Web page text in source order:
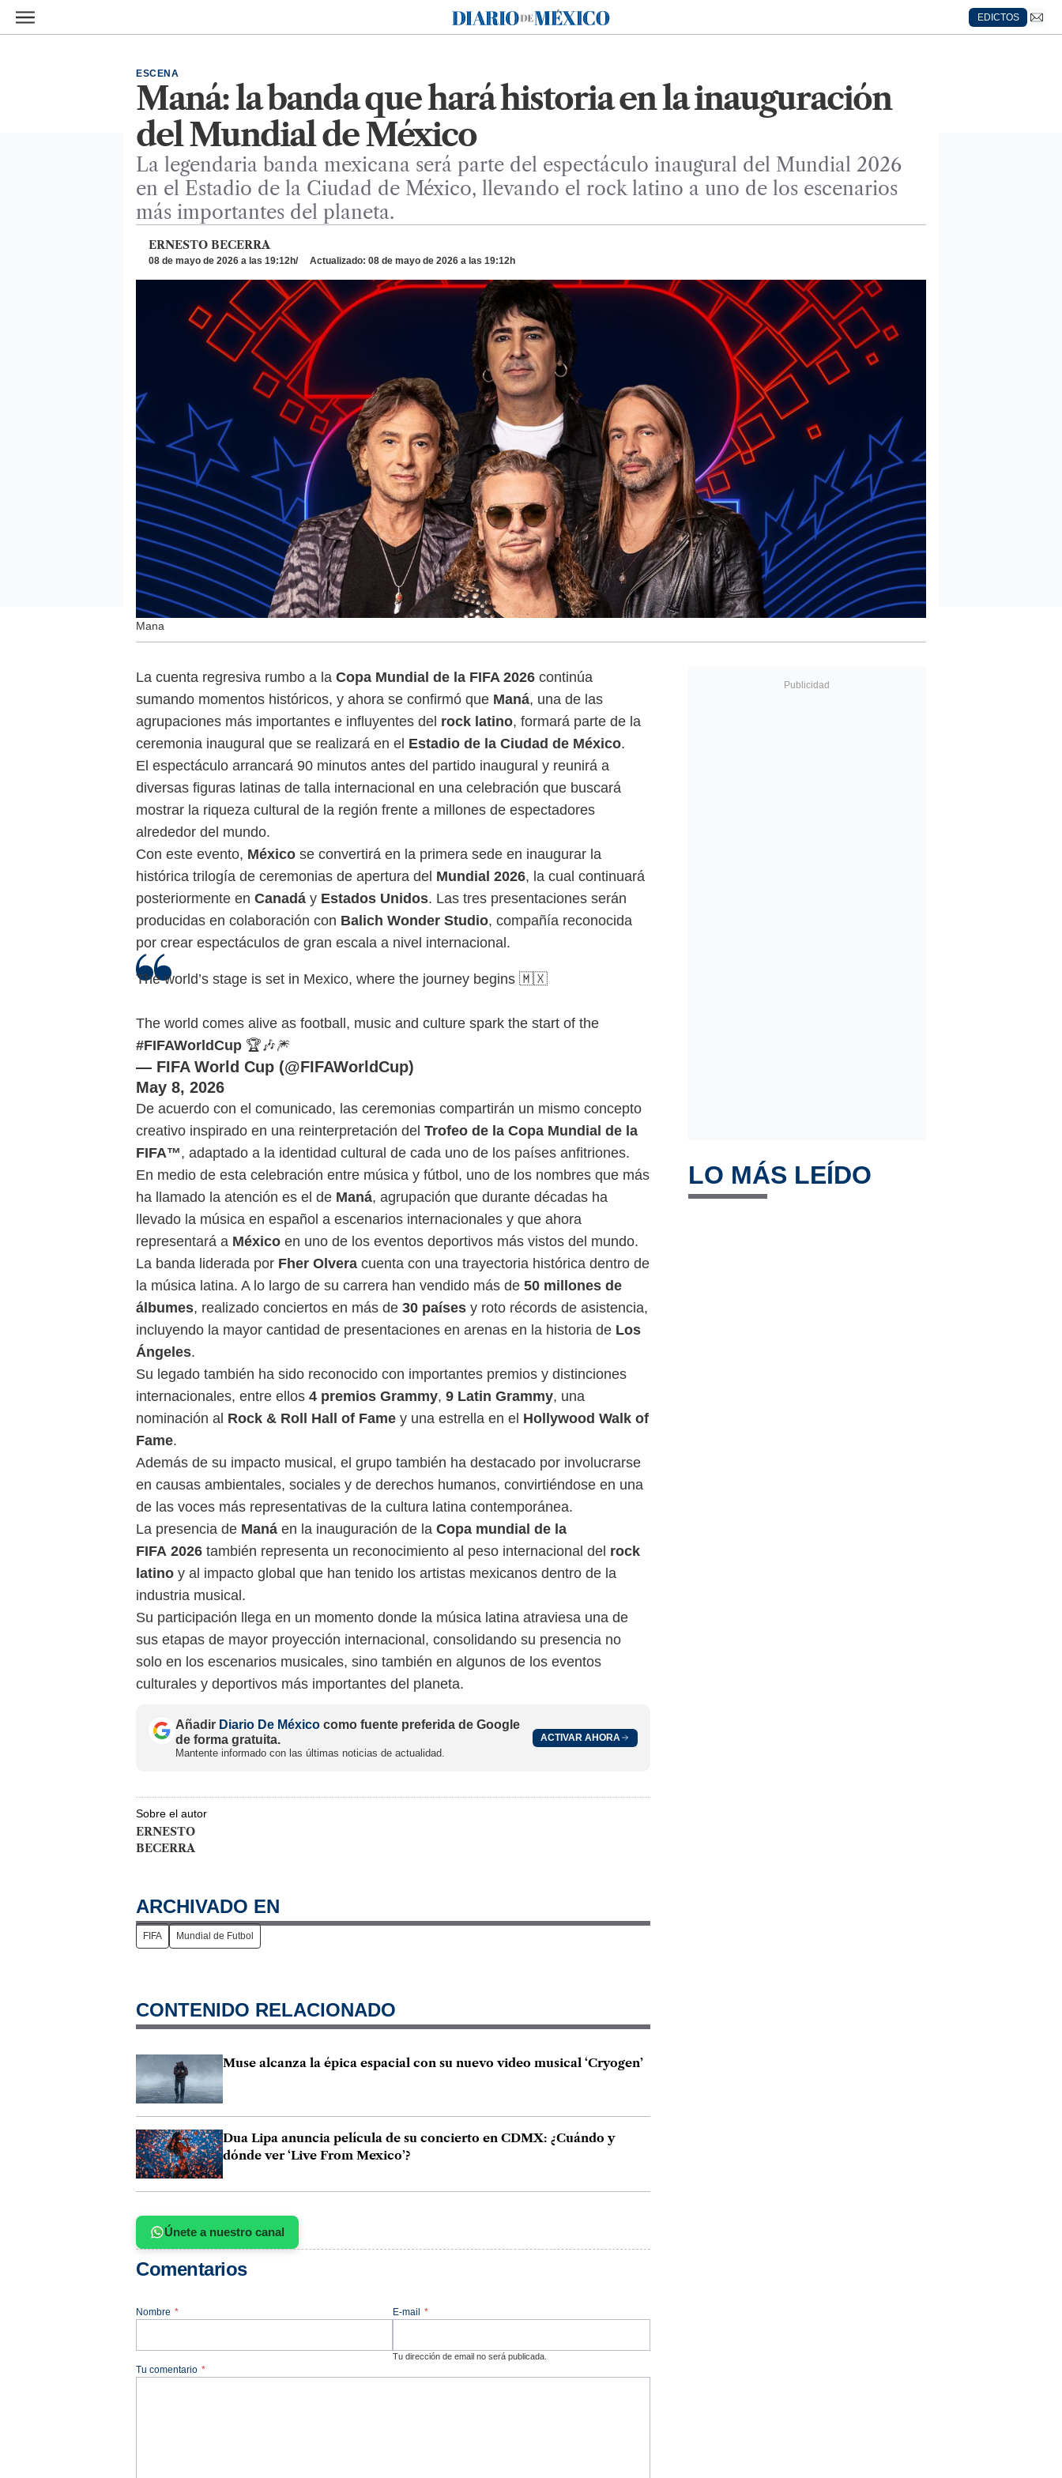
Ir al contenido principal
Diario de México
EDICTOS
Maná: la banda que hará historia en la inauguración
del Mundial de México
ESCENA
La legendaria banda mexicana será parte del espectáculo inaugural del Mundial 2026
en el Estadio de la Ciudad de México, llevando el rock latino a uno de los escenarios
más importantes del planeta.
ERNESTO BECERRA
08 de mayo de 2026 a las 19:12h Actualizado: 08 de mayo de 2026 a las 19:12h
Mana
La cuenta regresiva rumbo a la Copa Mundial de la FIFA 2026 continúa
sumando momentos históricos, y ahora se confirmó que Maná, una de las
agrupaciones más importantes e influyentes del rock latino, formará parte de la
ceremonia inaugural que se realizará en el Estadio de la Ciudad de México.
El espectáculo arrancará 90 minutos antes del partido inaugural y reunirá a
diversas figuras latinas de talla internacional en una celebración que buscará
mostrar la riqueza cultural de la región frente a millones de espectadores
alrededor del mundo.
Con este evento, México se convertirá en la primera sede en inaugurar la
histórica trilogía de ceremonias de apertura del Mundial 2026, la cual continuará
posteriormente en Canadá y Estados Unidos. Las tres presentaciones serán
producidas en colaboración con Balich Wonder Studio, compañía reconocida
por crear espectáculos de gran escala a nivel internacional.
The world’s stage is set in Mexico, where the journey begins 🇲🇽
The world comes alive as football, music and culture spark the start of the
#FIFAWorldCup 🏆🎶🎆
— FIFA World Cup (@FIFAWorldCup)
May 8, 2026
De acuerdo con el comunicado, las ceremonias compartirán un mismo concepto
creativo inspirado en una reinterpretación del Trofeo de la Copa Mundial de la
FIFA™, adaptado a la identidad cultural de cada uno de los países anfitriones.
En medio de esta celebración entre música y fútbol, uno de los nombres que más
ha llamado la atención es el de Maná, agrupación que durante décadas ha
llevado la música en español a escenarios internacionales y que ahora
representará a México en uno de los eventos deportivos más vistos del mundo.
La banda liderada por Fher Olvera cuenta con una trayectoria histórica dentro de
la música latina. A lo largo de su carrera han vendido más de 50 millones de
álbumes, realizado conciertos en más de 30 países y roto récords de asistencia,
incluyendo la mayor cantidad de presentaciones en arenas en la historia de Los
Ángeles.
Su legado también ha sido reconocido con importantes premios y distinciones
internacionales, entre ellos 4 premios Grammy, 9 Latin Grammy, una
nominación al Rock & Roll Hall of Fame y una estrella en el Hollywood Walk of
Fame.
Además de su impacto musical, el grupo también ha destacado por involucrarse
en causas ambientales, sociales y de derechos humanos, convirtiéndose en una
de las voces más representativas de la cultura latina contemporánea.
La presencia de Maná en la inauguración de la Copa mundial de la
FIFA 2026 también representa un reconocimiento al peso internacional del rock
latino y al impacto global que han tenido los artistas mexicanos dentro de la
industria musical.
Su participación llega en un momento donde la música latina atraviesa una de
sus etapas de mayor proyección internacional, consolidando su presencia no
solo en los escenarios musicales, sino también en algunos de los eventos
culturales y deportivos más importantes del planeta.
Añadir Diario De México como fuente preferida de Google
de forma gratuita.
Mantente informado con las últimas noticias de actualidad.
ACTIVAR AHORA
Sobre el autor
ERNESTO
BECERRA
ARCHIVADO EN
FIFA Mundial de Futbol
CONTENIDO RELACIONADO
Muse alcanza la épica espacial con su nuevo video musical ‘Cryogen’
Dua Lipa anuncia película de su concierto en CDMX: ¿Cuándo y
dónde ver ‘Live From Mexico’?
Únete a nuestro canal
Comentarios
Nombre * E-mail *
Tu dirección de email no será publicada.
Tu comentario *
LO MÁS LEÍDO